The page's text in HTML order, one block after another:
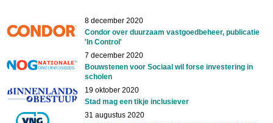
8 december 2020
Condor over duurzaam vastgoedbeheer, publicatie
'In Control'
7 december 2020
Bouwstenen voor Sociaal wil forse investering in
scholen
19 oktober 2020
Stad mag een tikje inclusiever
31 augustus 2020